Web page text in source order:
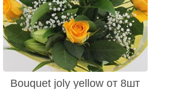
Bouquet joly yellow от 8шт